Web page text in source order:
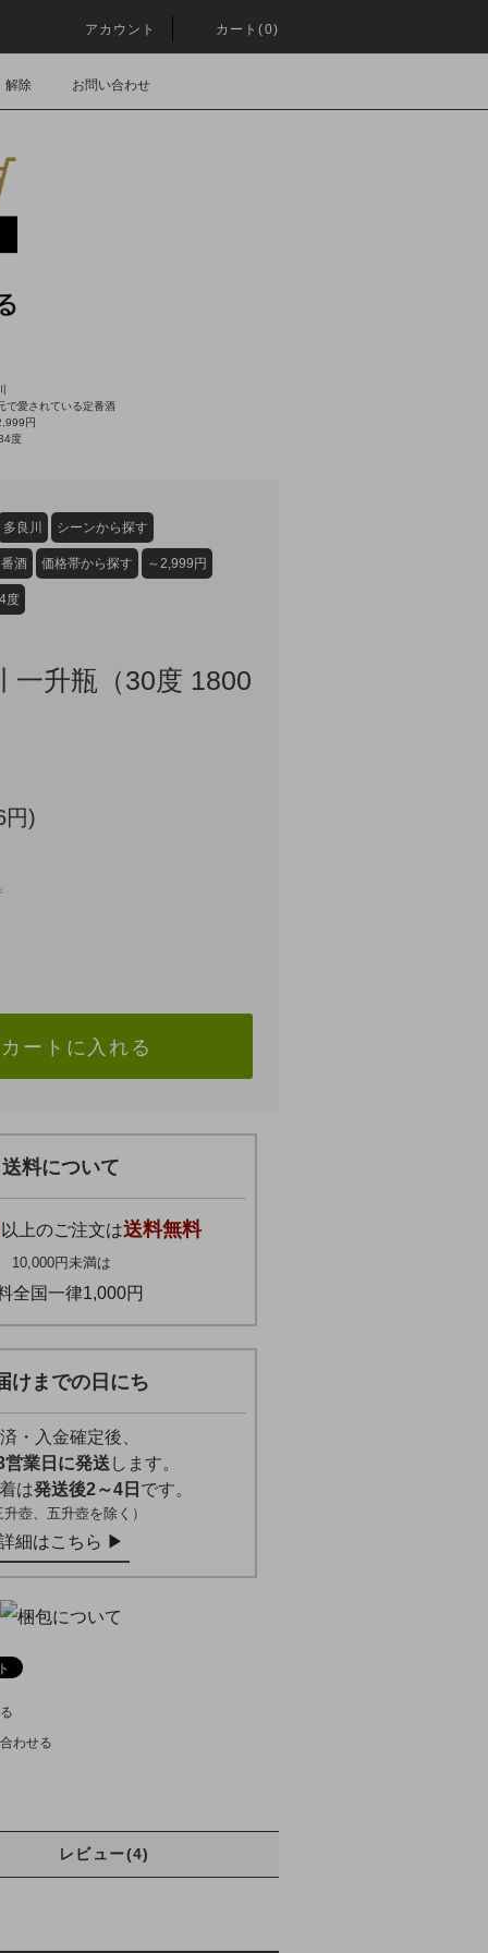
アカウント カート(0)
解除 お問い合わせ
で愛されている定番酒
円
度
多良川 シーンから探す
酒 価格帯から探す ～2,999円
度
一升瓶（30度 1800
円)
カートに入れる
送料について
以上のご注文は送料無料
10,000円未満は
全国一律1,000円
けまでの日にち
・入金確定後、
営業日に発送 します。
は発送後2～4日 です。
升壺、五升壺を除く）
細はこちら ▶︎
わせる
レビュー(4)